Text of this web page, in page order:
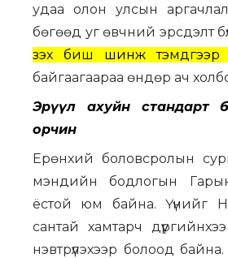
удаа олон улсын
бөгөөд уг өвчний эрсдэлт
үзэх биш шинж тэмдгээр
байгаагаараа өндөр ач
Эрүүл ахуйн стандарт
орчин
Ерөнхий боловсролын
мэндийн бодлогын
ёстой юм байна. Үүнийг
сантай хамтарч
нэвтрүүлэхээр болоод